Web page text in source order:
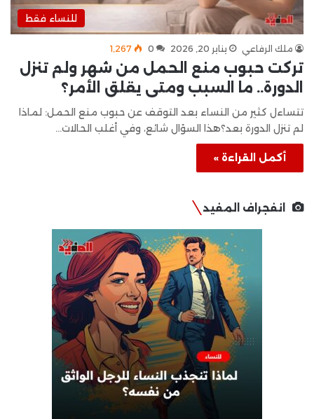
للنساء فقط
ملك الرفاعي يناير 20, 2026 0 1٬267
تركت حبوب منع الحمل من شهر ولم تنزل
الدورة.. ما السبب ومتى يقلق الأمر؟
تتساءل كثير من النساء بعد التوقف عن حبوب منع الحمل: لماذا
لم تنزل الدورة بعد؟هذا السؤال شائع، وفي أغلب الحالات…
أكمل القراءة »
انفجراف المفيد